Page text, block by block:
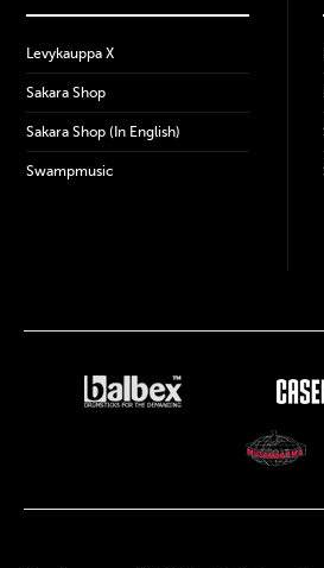
Levykauppa X
Sakara Shop
Sakara Shop (In English)
Swampmusic